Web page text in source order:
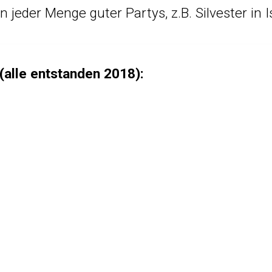
jeder Menge guter Partys, z.B. Silvester in
entstanden 2018):